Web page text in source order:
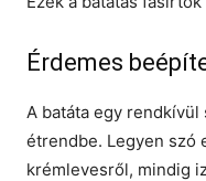
Érdemes
A batáta egy
étrendbe. Legyen szó
krémlevesről, mindig